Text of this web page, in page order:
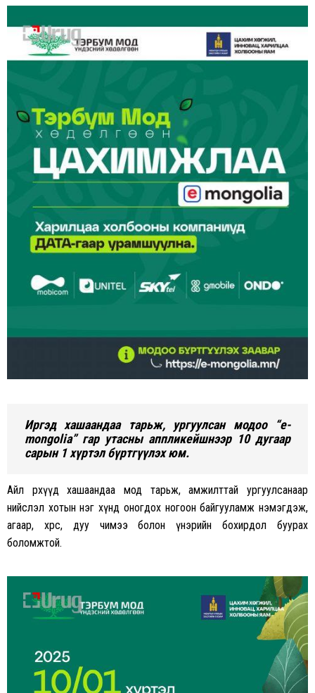
Иргэд хашаандаа тарьж, ургуулсан модоо “e-
mongolia” гар утасны аппликейшнээр 10 дугаар
сарын 1 хүртэл бүртгүүлэх юм.
Айл өрхүүд хашаандаа мод тарьж, амжилттай ургуулсанаар
нийслэл хотын нэг хүнд оногдох ногоон байгууламж нэмэгдэж,
агаар, хөрс, дуу чимээ болон үнэрийн бохирдол буурах
боломжтой.